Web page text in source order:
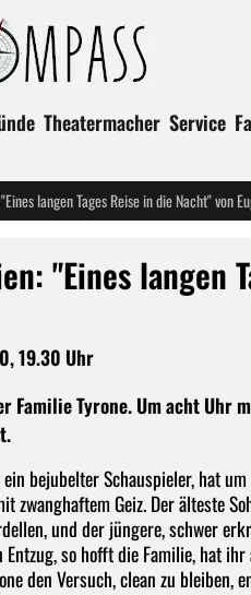
Theatermacher Service
langen Tages Reise in die Nacht" von
"Eines langen
19.30 Uhr
Familie Tyrone. Um acht Uhr
ein bejubelter Schauspieler, hat
zwanghaftem Geiz. Der älteste
und der jüngere, schwer
so hofft die Familie, hat
den Versuch, clean zu bleiben,